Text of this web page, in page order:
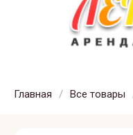
Главная / Все товары